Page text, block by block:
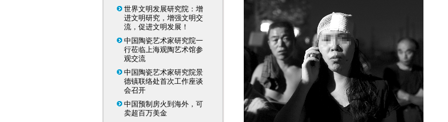
世界文明发展研究院：增
进文明研究，增强文明交
流，促进文明发展！
中国陶瓷艺术家研究院一
行莅临上海观陶艺术馆参
观交流
中国陶瓷艺术家研究院景
德镇联络处首次工作座谈
会召开
中国预制房火到海外，可
卖超百万美金